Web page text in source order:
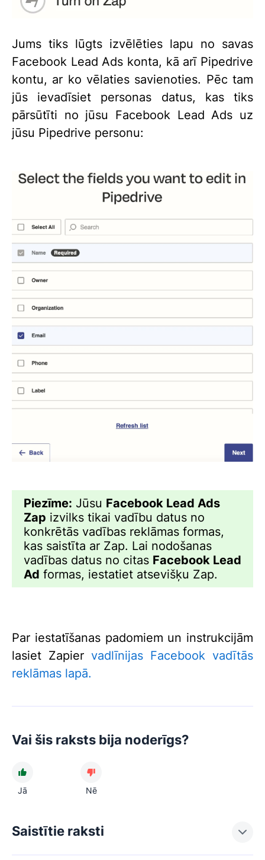
Jums tiks lūgts izvēlēties lapu no savas
Facebook Lead Ads konta, kā arī Pipedrive
kontu, ar ko vēlaties savienoties. Pēc tam
jūs ievadīsiet personas datus, kas tiks
pārsūtīti no jūsu Facebook Lead Ads uz
jūsu Pipedrive personu:
Piezīme: Jūsu Facebook Lead Ads
Zap izvilks tikai vadību datus no
konkrētās vadības reklāmas formas,
kas saistīta ar Zap. Lai nodošanas
vadības datus no citas Facebook Lead
Ad formas, iestatiet atsevišķu Zap.
Par iestatīšanas padomiem un instrukcijām
lasiet Zapier vadlīnijas Facebook vadītās
reklāmas lapā.
Vai šis raksts bija noderīgs?
Jā Nē
Saistītie raksti